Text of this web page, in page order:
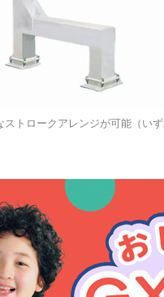
ストロークアレンジが可能（いず